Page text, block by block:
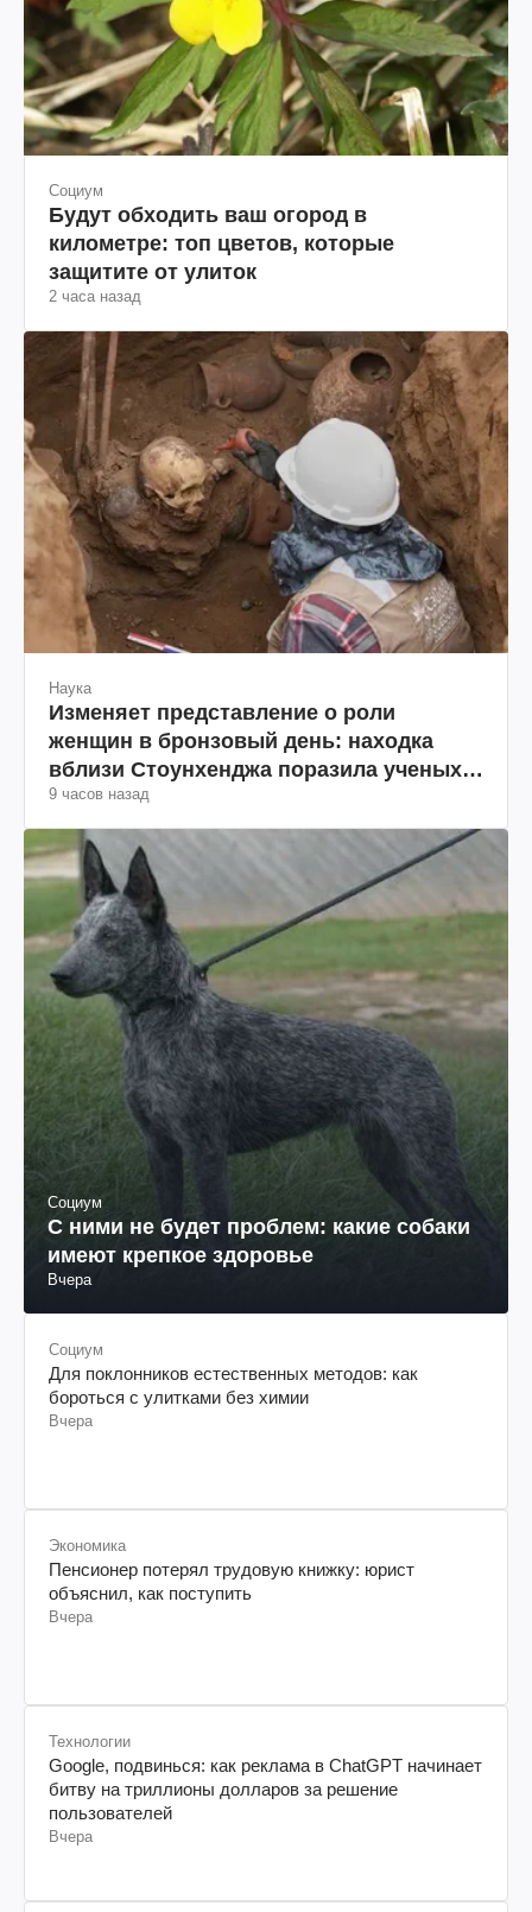
Социум
Будут обходить ваш огород в
километре: топ цветов, которые
защитите от улиток
2 часа назад
Наука
Изменяет представление о роли
женщин в бронзовый день: находка
вблизи Стоунхенджа поразила ученых
(фото)
9 часов назад
Социум
С ними не будет проблем: какие собаки
имеют крепкое здоровье
Вчера
Социум
Для поклонников естественных методов: как
бороться с улитками без химии
Вчера
Экономика
Пенсионер потерял трудовую книжку: юрист
объяснил, как поступить
Вчера
Технологии
Google, подвинься: как реклама в ChatGPT начинает
битву на триллионы долларов за решение
пользователей
Вчера